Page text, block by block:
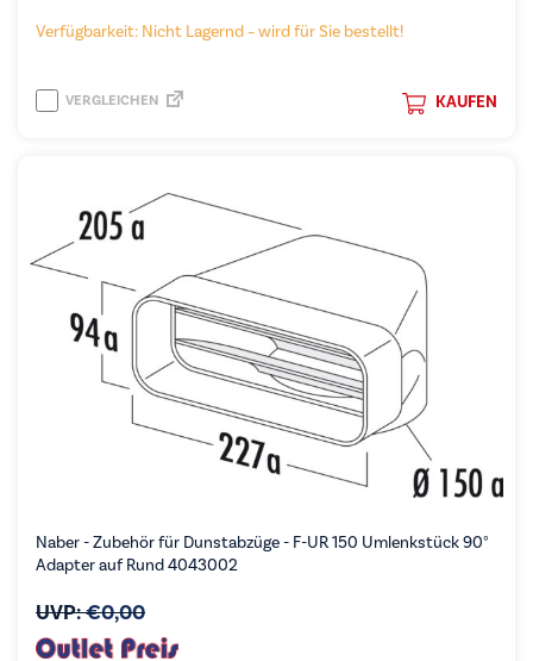
Verfügbarkeit: Nicht Lagernd – wird für Sie bestellt!
KAUFEN
VERGLEICHEN
Naber - Zubehör für Dunstabzüge - F-UR 150 Umlenkstück 90°
Adapter auf Rund 4043002
UVP:€0,00